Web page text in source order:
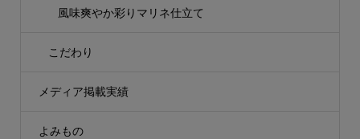
風味爽やか彩りマリネ仕立て
こだわり
メディア掲載実績
よみもの